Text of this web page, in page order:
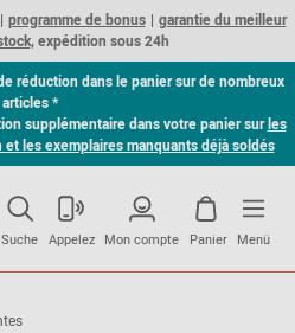
programme de bonus
garantie du meilleur
expédition sous 24h
réduction dans le panier sur de nombreux
articles *
supplémentaire dans votre panier surles
les exemplaires manquants déjà soldés
Suche Appelez Mon compte Panier Menü